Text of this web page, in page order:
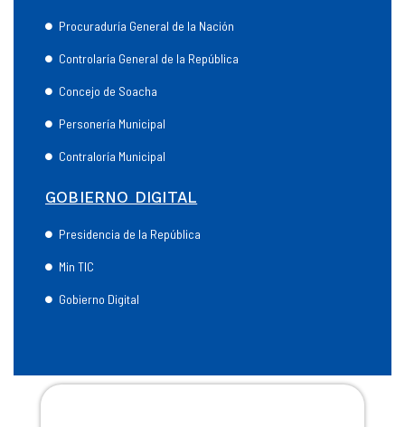
Procuraduría General de la Nación
Controlaría General de la República
Concejo de Soacha
Personería Municipal
Contraloría Municipal
GOBIERNO DIGITAL
Presidencia de la República
Min TIC
Gobierno Digital